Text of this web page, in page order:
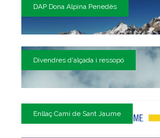
DAP Dona Alpina Penedès
Divendres d'alçada i ressopó
Enllaç Camí de Sant Jaume